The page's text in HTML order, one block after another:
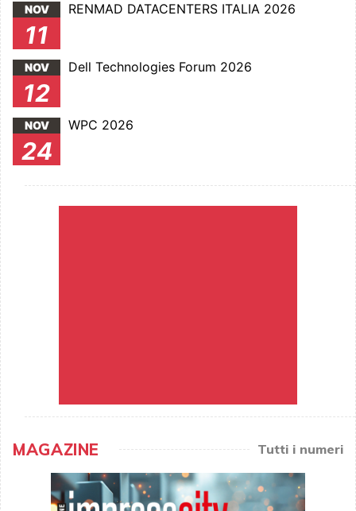
NOV
11
RENMAD DATACENTERS ITALIA 2026
NOV
12
Dell Technologies Forum 2026
NOV
24
WPC 2026
MAGAZINE Tutti i numeri